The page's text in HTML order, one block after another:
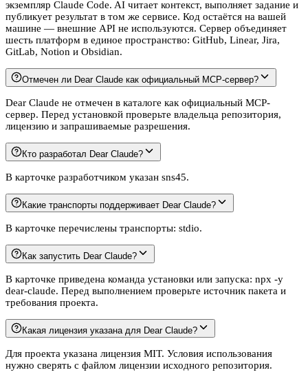
экземпляр Claude Code. AI читает контекст, выполняет задание и
публикует результат в том же сервисе. Код остаётся на вашей
машине — внешние API не используются. Сервер объединяет
шесть платформ в единое пространство: GitHub, Linear, Jira,
GitLab, Notion и Obsidian.
Отмечен ли Dear Claude как официальный MCP-сервер?
Dear Claude не отмечен в каталоге как официальный MCP-
сервер. Перед установкой проверьте владельца репозитория,
лицензию и запрашиваемые разрешения.
Кто разработал Dear Claude?
В карточке разработчиком указан sns45.
Какие транспорты поддерживает Dear Claude?
В карточке перечислены транспорты: stdio.
Как запустить Dear Claude?
В карточке приведена команда установки или запуска: npx -y
dear-claude. Перед выполнением проверьте источник пакета и
требования проекта.
Какая лицензия указана для Dear Claude?
Для проекта указана лицензия MIT. Условия использования
нужно сверять с файлом лицензии исходного репозитория.